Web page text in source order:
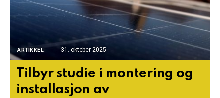
ARTIKKEL 31. oktober 2025
Tilbyr studie i montering og
installasjon av